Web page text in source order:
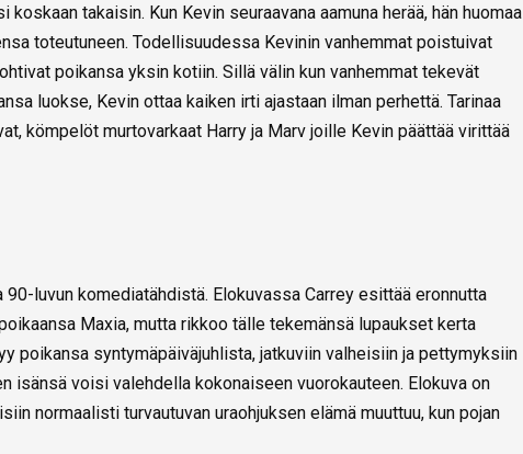
takaisin. Kun Kevin seuraavana aamuna herää, hän huomaa
toteutuneen. Todellisuudessa Kevinin vanhemmat poistuivat
poikansa yksin kotiin. Sillä välin kun vanhemmat tekevät
luokse, Kevin ottaa kaiken irti ajastaan ilman perhettä. Tarinaa
kömpelöt murtovarkaat Harry ja Marv joille Kevin päättää virittää
luvun komediatähdistä. Elokuvassa Carrey esittää eronnutta
Maxia, mutta rikkoo tälle tekemänsä lupaukset kerta
poikansa syntymäpäiväjuhlista, jatkuviin valheisiin ja pettymyksiin
isänsä voisi valehdella kokonaiseen vuorokauteen. Elokuva on
normaalisti turvautuvan uraohjuksen elämä muuttuu, kun pojan